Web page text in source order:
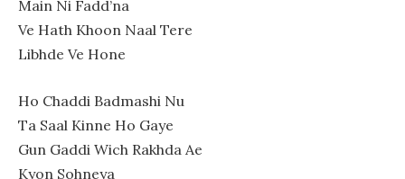
Main Ni Fadd’na
Ve Hath Khoon Naal Tere
Libhde Ve Hone
Ho Chaddi Badmashi Nu
Ta Saal Kinne Ho Gaye
Gun Gaddi Wich Rakhda Ae
Kyon Sohneya